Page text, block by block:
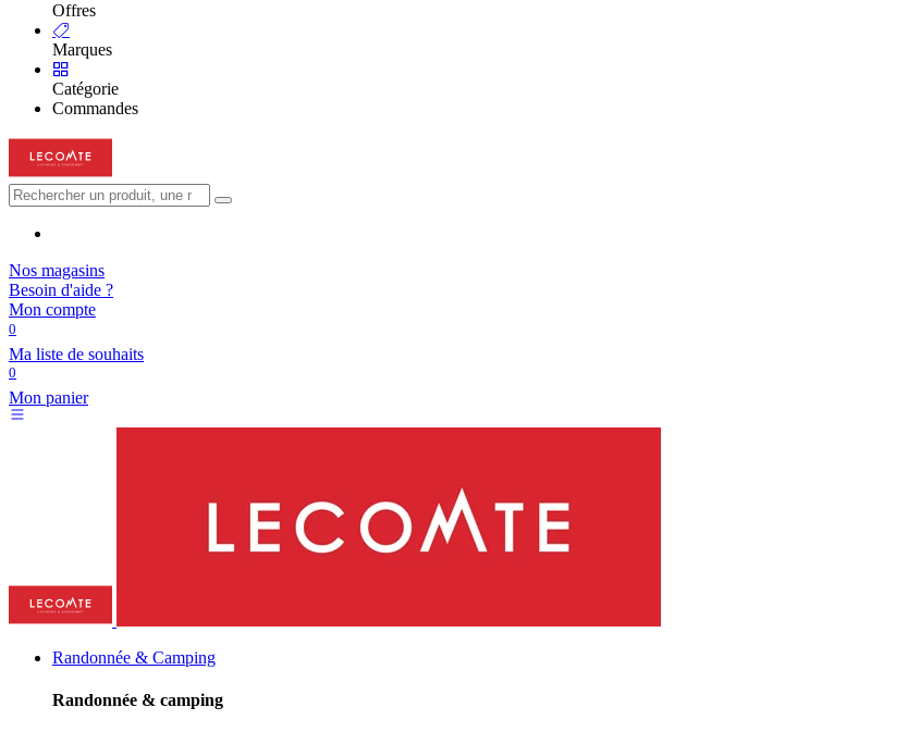
Offres
Marques
Catégorie
Commandes
Nos magasins
Besoin d'aide ?
Mon compte
0
Ma liste de souhaits
0
Mon panier
Randonnée & Camping
Randonnée & camping